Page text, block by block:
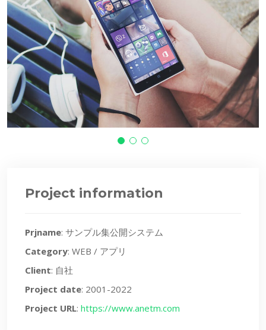
Project information
Prjname: サンプル集公開システム
Category: WEB / アプリ
Client: 自社
Project date: 2001-2022
Project URL: https://www.anetm.com